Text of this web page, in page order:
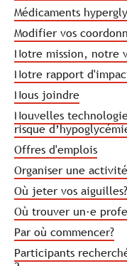
Médicaments
Modifier vos
Notre mission, notre
Notre rapport
Nous joindre
Nouvelles
risque
Offres d'emplois
Organiser une
Où jeter vos aiguilles?
Où trouver un·e
Par où commencer?
Participants